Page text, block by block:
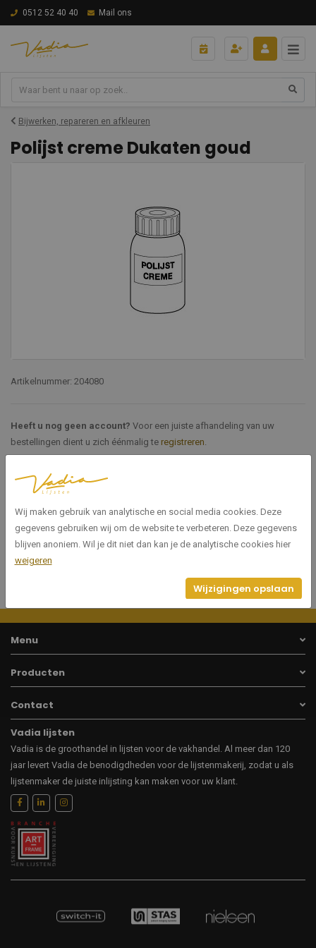
0512 52 40 40 Mail ons
Bijwerken, repareren en afkleuren
Polijst creme Dukaten goud
Artikelnummer: 204080
Heeft u nog geen account? Voor een juiste afhandeling van uw
bestellingen dient u zich éénmalig te registreren.
Specificaties
Artikelnummer 204080
Menu
Producten
Contact
Vadia lijsten
Vadia is de groothandel in lijsten voor de vakhandel. Al meer dan 120
jaar levert Vadia de benodigdheden voor de lijstenmakerij, zodat u als
lijstenmaker de juiste inlijsting kan maken voor uw klant.
Wij maken gebruik van analytische en social media cookies. Deze
gegevens gebruiken wij om de website te verbeteren. Deze gegevens
blijven anoniem. Wil je dit niet dan kan je de analytische cookies hier
weigeren
Wijzigingen opslaan